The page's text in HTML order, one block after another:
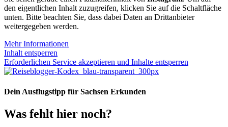
den eigentlichen Inhalt zuzugreifen, klicken Sie auf die Schaltfläche
unten. Bitte beachten Sie, dass dabei Daten an Drittanbieter
weitergegeben werden.
Mehr Informationen
Inhalt entsperren
Erforderlichen Service akzeptieren und Inhalte entsperren
Dein Ausflugstipp für Sachsen Erkunden
Was fehlt hier noch?